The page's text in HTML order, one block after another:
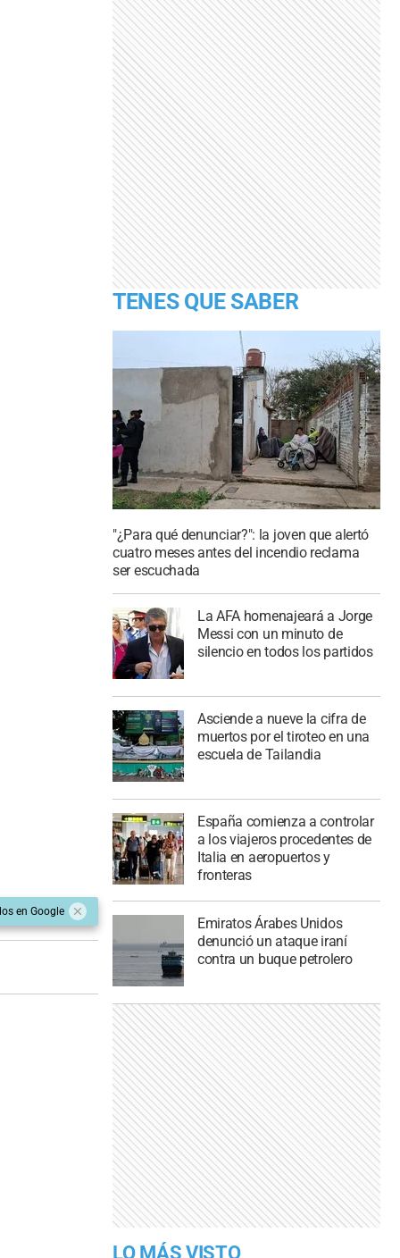
en Google
TENES QUE SABER
"¿Para qué denunciar?": la joven que alertó
cuatro meses antes del incendio reclama
ser escuchada
La AFA homenajeará a Jorge
Messi con un minuto de
silencio en todos los partidos
Asciende a nueve la cifra de
muertos por el tiroteo en una
escuela de Tailandia
España comienza a controlar
a los viajeros procedentes de
Italia en aeropuertos y
fronteras
Emiratos Árabes Unidos
denunció un ataque iraní
contra un buque petrolero
LO MÁS VISTO